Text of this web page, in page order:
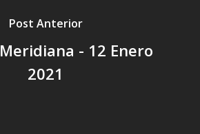
Post Anterior
- 12 Enero
2021